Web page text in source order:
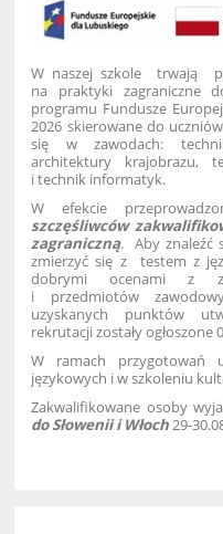
W naszej szkole trwają
na praktyki zagraniczne
programu Fundusze
2026 skierowane do
się w zawodach:
architektury krajobrazu,
i technik informatyk.
W efekcie
szczęśliwców
zagraniczną. Aby znaleźć
zmierzyć się z testem z
dobrymi ocenami z
i przedmiotów
uzyskanych punktów
rekrutacji zostały ogłoszone
W ramach przygotowań
językowych i w szkoleniu
Zakwalifikowane osoby
do Słowenii i Włoch 29-